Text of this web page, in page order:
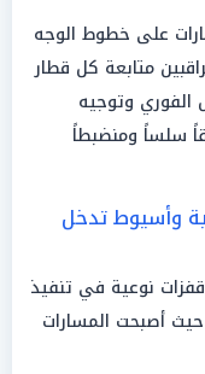
على خطوط الوجه
متابعة كل قطار
الفوري وتوجيه
سلساً ومنضبطاً
وأسيوط تدخل
نوعية في تنفيذ
أصبحت المسارات